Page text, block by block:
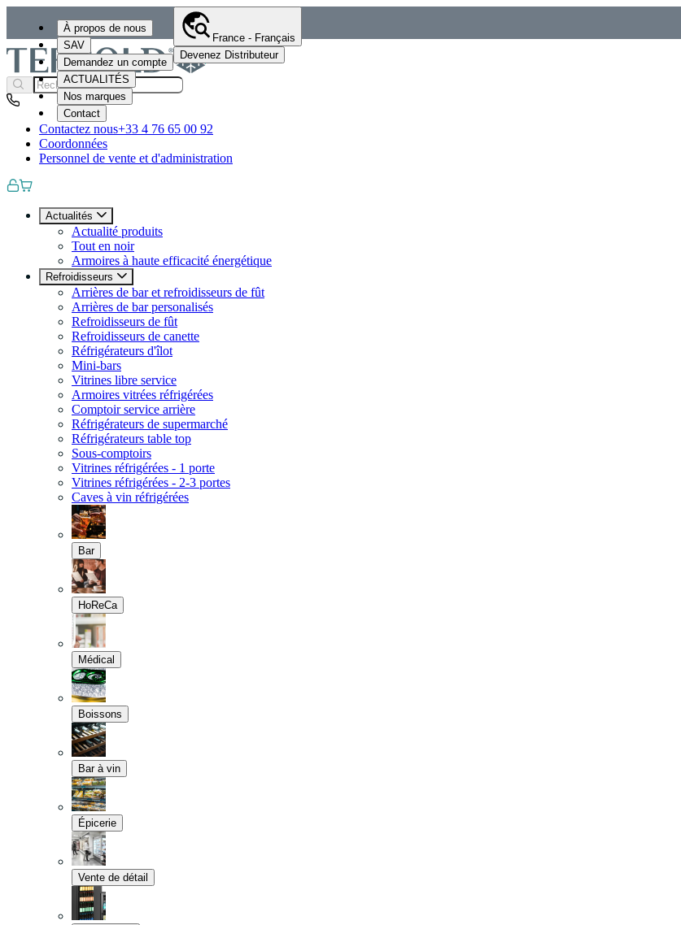
À propos de nous
SAV
Demandez un compte
ACTUALITÉS
Nos marques
Contact
France - Français
Devenez Distributeur
Contactez nous+33 4 76 65 00 92
Coordonnées
Personnel de vente et d'administration
Actualités
Actualité produits
Tout en noir
Armoires à haute efficacité énergétique
Refroidisseurs
Arrières de bar et refroidisseurs de fût
Arrières de bar personalisés
Refroidisseurs de fût
Refroidisseurs de canette
Réfrigérateurs d'îlot
Mini-bars
Vitrines libre service
Armoires vitrées réfrigérées
Comptoir service arrière
Réfrigérateurs de supermarché
Réfrigérateurs table top
Sous-comptoirs
Vitrines réfrigérées - 1 porte
Vitrines réfrigérées - 2-3 portes
Caves à vin réfrigérées
Bar
HoReCa
Médical
Boissons
Bar à vin
Épicerie
Vente de détail